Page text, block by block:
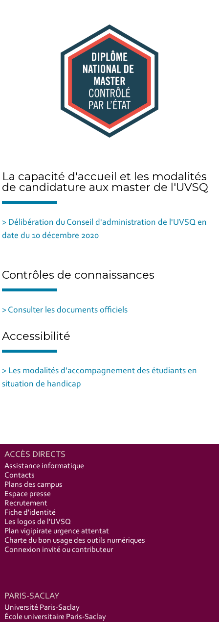
La capacité d'accueil et les modalités
de candidature aux master de l'UVSQ
> Délibération du Conseil d'administration de l'UVSQ en
date du 10 décembre 2020
Contrôles de connaissances
> Consulter les documents officiels
Accessibilité
> Les modalités d'accompagnement des étudiants en
situation de handicap
ACCÈS DIRECTS
Assistance informatique
Contacts
Plans des campus
Espace presse
Recrutement
Fiche d'identité
Les logos de l'UVSQ
Plan vigipirate urgence attentat
Charte du bon usage des outils numériques
Connexion invité ou contributeur
PARIS-SACLAY
Université Paris-Saclay
École universitaire Paris-Saclay